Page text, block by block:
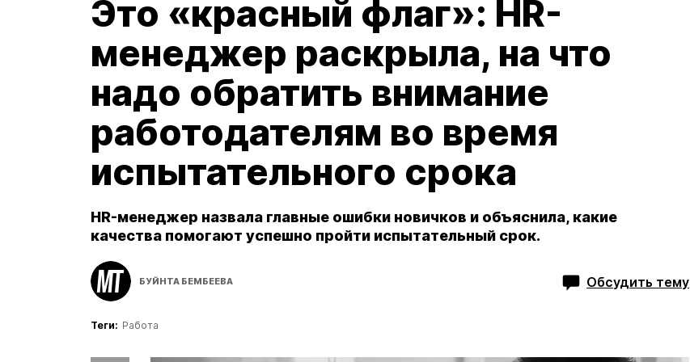
Это «красный флаг»: HR-
менеджер раскрыла, на что
надо обратить внимание
работодателям во время
испытательного срока
HR-менеджер назвала главные ошибки новичков и объяснила, какие
качества помогают успешно пройти испытательный срок.
БУЙНТА БЕМБЕЕВА Обсудить тему
Теги: Работа